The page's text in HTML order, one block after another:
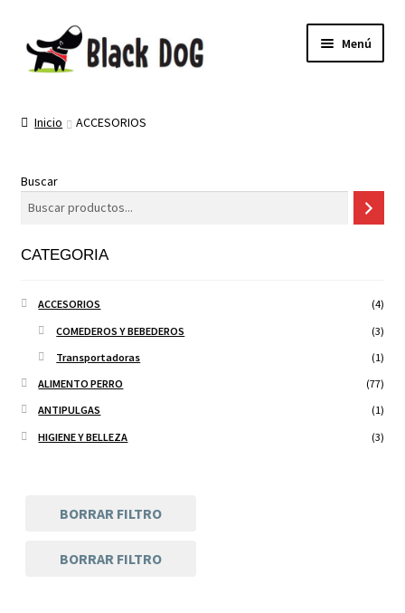
Menú
MI CUENTA
Inicio ACCESORIOS
Buscar
CATEGORIA
ACCESORIOS
(4)
COMEDEROS Y BEBEDEROS
(3)
Transportadoras
(1)
ALIMENTO PERRO
(77)
ANTIPULGAS
(1)
HIGIENE Y BELLEZA
(3)
BORRAR FILTRO
BORRAR FILTRO